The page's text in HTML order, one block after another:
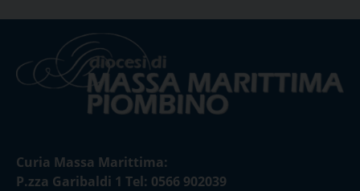
Curia Massa Marittima:
P.zza Garibaldi 1 Tel: 0566 902039